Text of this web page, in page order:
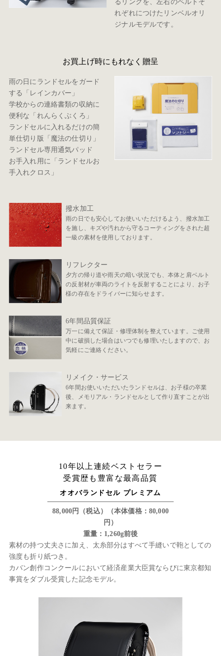
るリングを、左右のベルトそ
れぞれにつけたリンベルオリ
ジナルモデルです。
お買上げ時にもれなく贈呈
雨の日にランドセルをガード
する「レインカバー」
学校からの連絡書類の収納に
便利な「れんらくぶくろ」
ランドセルに入れるだけの簡
単仕切り版「魔法の仕切り」
ランドセル専用通気パッド
お手入れ用に「ランドセルお
手入れクロス」
撥水加工
雨の日でも安心してお使いいただけるよう、撥水加工
を施し、キズや汚れから守るコーティングをされた超
一級の素材を使用しております。
リフレクター
夕方の帰り道や雨天の暗い状況でも、本体と肩ベルト
の反射材が車両のライトを反射することにより、お子
様の存在をドライバーに知らせます。
6年間品質保証
万一に備えて保証・修理体制を整えています。ご使用
中に破損した場合はいつでも修理いたしますので、お
気軽にご連絡ください。
リメイク・サービス
6年間お使いいただいたランドセルは、お子様の卒業
後、メモリアル・ランドセルとして作り直すことが出
来ます。
10年以上連続ベストセラー
受賞歴も豊富な最高品質
オオバランドセル プレミアム
88,000円（税込）（本体価格：80,000
円）
重量：1,260g前後
素材の持つ丈夫さに加え、太糸部分はすべて手縫いで鞄としての
強度も折り紙つき。
カバン創作コンクールにおいて経済産業大臣賞ならびに東京都知
事賞をダブル受賞した記念モデル。